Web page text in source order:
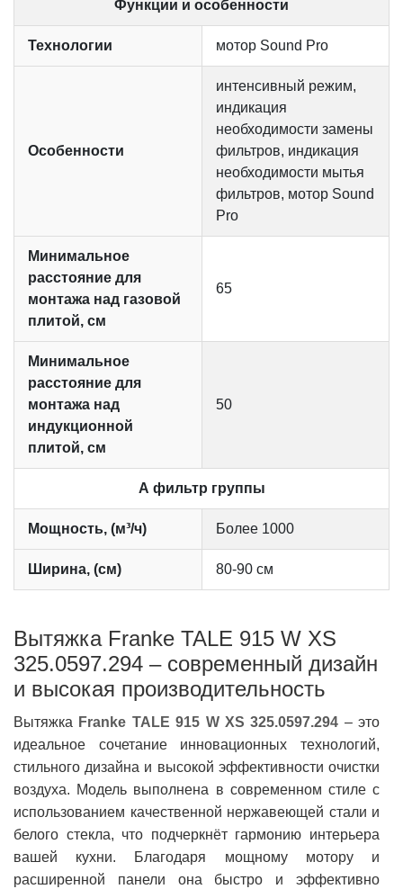
Функции и особенности
Технологии мотор Sound Pro
Особенности
интенсивный режим,
индикация
необходимости замены
фильтров, индикация
необходимости мытья
фильтров, мотор Sound
Pro
Минимальное
расстояние для
монтажа над газовой
плитой, см
65
Минимальное
расстояние для
монтажа над
индукционной
плитой, см
50
А фильтр группы
Мощность, (м³/ч) Более 1000
Ширина, (см) 80-90 см
Вытяжка Franke TALE 915 W XS
325.0597.294 – современный дизайн
и высокая производительность
Вытяжка Franke TALE 915 W XS 325.0597.294 – это
идеальное сочетание инновационных технологий,
стильного дизайна и высокой эффективности очистки
воздуха. Модель выполнена в современном стиле с
использованием качественной нержавеющей стали и
белого стекла, что подчеркнёт гармонию интерьера
вашей кухни. Благодаря мощному мотору и
расширенной панели она быстро и эффективно